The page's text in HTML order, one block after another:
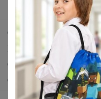
Поддержка альпак
Самое выгодное
Хиты продаж
Самое желанное
Самое быстрое